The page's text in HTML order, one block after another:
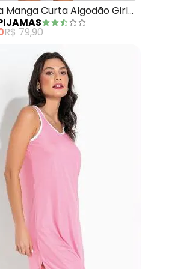
Manga Curta Algodão Girl
R$ 79,90